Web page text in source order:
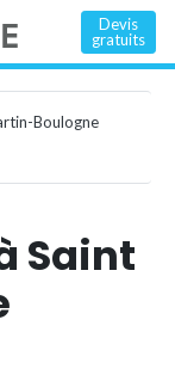
Devis
gratuits
Boulogne
Saint